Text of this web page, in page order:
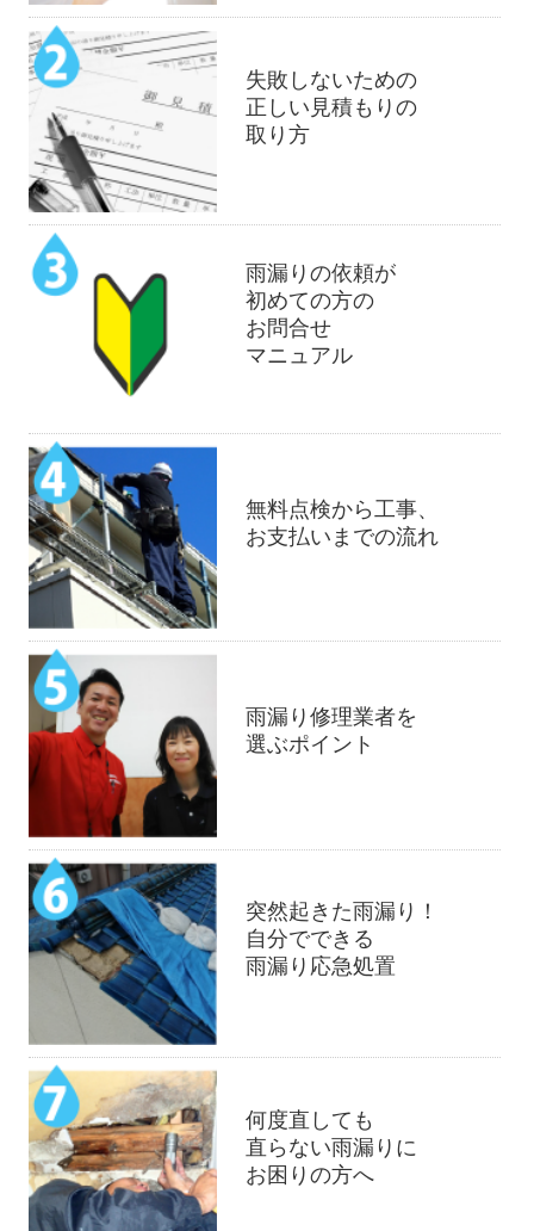
失敗しないための
正しい見積もりの
取り方
雨漏りの依頼が
初めての方の
お問合せ
マニュアル
無料点検から工事、
お支払いまでの流れ
雨漏り修理業者を
選ぶポイント
突然起きた雨漏り！
自分でできる
雨漏り応急処置
何度直しても
直らない雨漏りに
お困りの方へ